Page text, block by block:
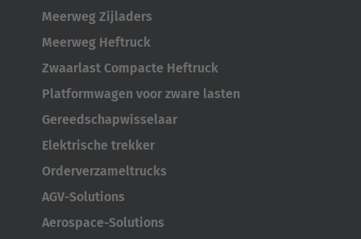
Österreich
Deutsch
Polska
Türkiye
Türkçe
Meerweg Zijladers
Meerweg Heftruck
Zwaarlast Compacte Heftruck
Platformwagen voor zware lasten
Gereedschapwisselaar
Elektrische trekker
Orderverzameltrucks
AGV-Solutions
Aerospace-Solutions